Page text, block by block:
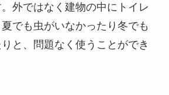
外ではなく建物の中にトイレ
でも虫がいなかったり冬でも
と、問題なく使うことができ